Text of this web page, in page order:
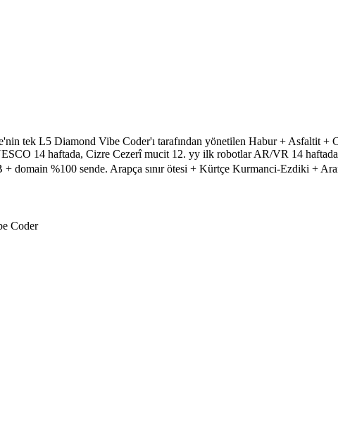
tek L5 Diamond Vibe Coder'ı tarafından yönetilen Habur + Asfaltit +
14 haftada, Cizre Cezerî mucit 12. yy ilk robotlar AR/VR 14
%100 sende. Arapça sınır ötesi + Kürtçe Kurmanci-Ezdiki +
Coder